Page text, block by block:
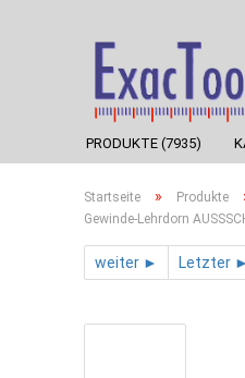
PRODUKTE (7935)
Startseite » Produkte
Gewinde-Lehrdorn
weiter ► Letzter ►|